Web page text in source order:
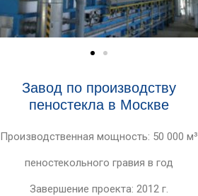
Завод по производству
пеностекла в Москве
Производственная мощность: 50 000 м³
пеностекольного гравия в год
Завершение проекта: 2012 г.